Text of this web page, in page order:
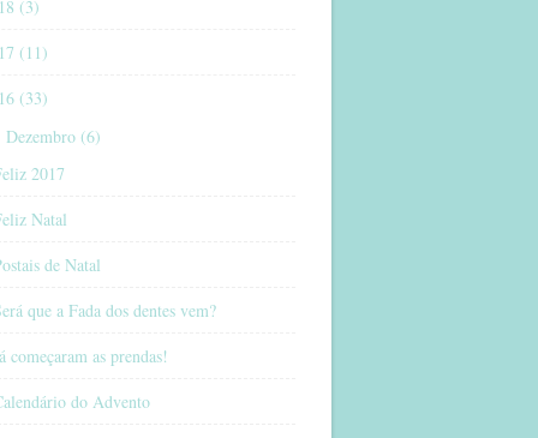
(3)
(11)
(33)
Dezembro (6)
2017
Natal
de Natal
que a Fada dos dentes vem?
começaram as prendas!
do Advento